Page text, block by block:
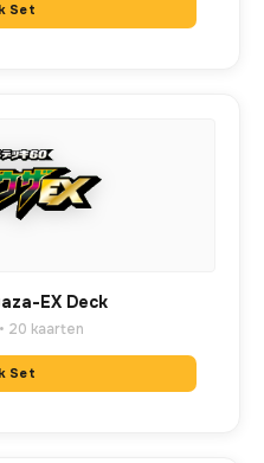
Set
EX Deck
20 kaarten
Set